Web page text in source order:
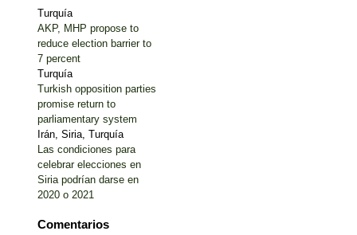
Turquía
AKP, MHP propose to
reduce election barrier to
7 percent
Turquía
Turkish opposition parties
promise return to
parliamentary system
Irán, Siria, Turquía
Las condiciones para
celebrar elecciones en
Siria podrían darse en
2020 o 2021
Comentarios